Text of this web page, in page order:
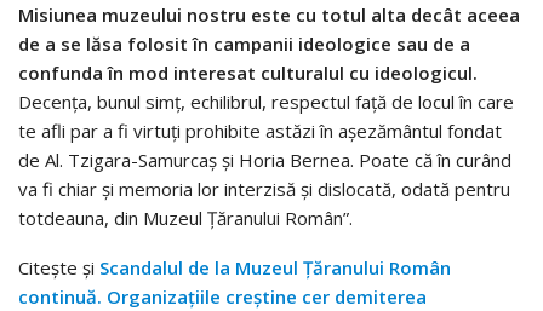
Misiunea muzeului nostru este cu totul alta decât aceea
de a se lăsa folosit în campanii ideologice sau de a
confunda în mod interesat culturalul cu ideologicul.
Decenţa, bunul simţ, echilibrul, respectul faţă de locul în care
te afli par a fi virtuţi prohibite astăzi în aşezământul fondat
de Al. Tzigara-Samurcaş şi Horia Bernea. Poate că în curând
va fi chiar şi memoria lor interzisă şi dislocată, odată pentru
totdeauna, din Muzeul Ţăranului Român”.
Citeşte şi Scandalul de la Muzeul Ţăranului Român
continuă. Organizaţiile creştine cer demiterea